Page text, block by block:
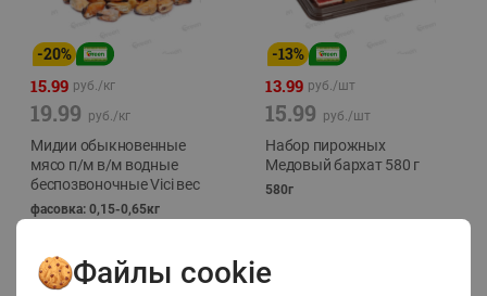
-20%
15.99 руб./кг
19.99 руб./кг
Мидии обыкновенные
мясо п/м в/м водные
беспозвоночные Vici вес
фасовка: 0,15-0,65кг
-13%
13.99 руб./шт
15.99 руб./шт
Набор пирожных
Медовый бархат 580 г
580г
Файлы cookie